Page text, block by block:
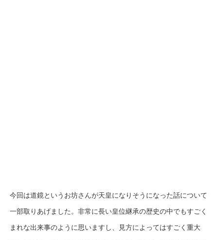
今回は道鏡というお坊さんが天皇になりそうになった話について
一部取りあげました。非常に長い皇位継承の歴史の中でもすごく
まれな出来事のように思いますし、見方によってはすごく重大